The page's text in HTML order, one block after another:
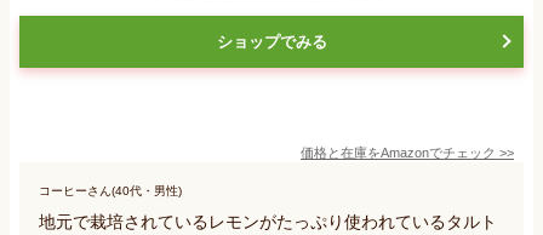
ショップでみる
価格と在庫をAmazonでチェック >>
コーヒーさん(40代・男性)
地元で栽培されているレモンがたっぷり使われているタルト